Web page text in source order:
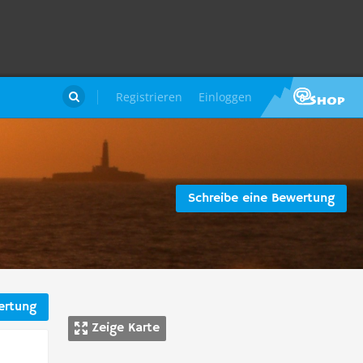
Registrieren Einloggen

Schreibe eine Bewertung
Zeige Karte